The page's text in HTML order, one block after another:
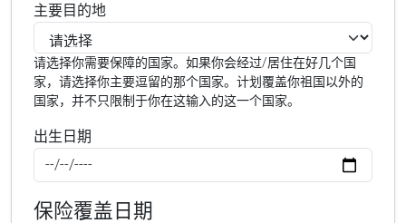
主要目的地
请选择你需要保障的国家。如果你会经过/居住在好几个国
家，请选择你主要逗留的那个国家。计划覆盖你祖国以外的
国家，并不只限制于你在这输入的这一个国家。
出生日期
保险覆盖日期